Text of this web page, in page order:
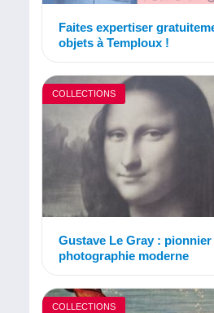
Faites expertiser
objets à Temploux !
COLLECTIONS
Gustave Le Gray : pionnier
photographie moderne
COLLECTIONS